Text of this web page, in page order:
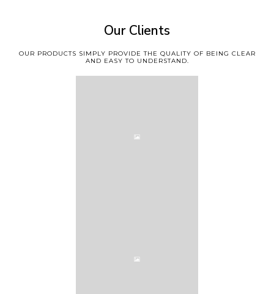
Our Clients
OUR PRODUCTS SIMPLY PROVIDE THE QUALITY OF BEING CLEAR
AND EASY TO UNDERSTAND.